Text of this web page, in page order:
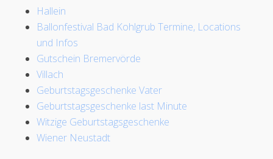
Hallein
Ballonfestival Bad Kohlgrub Termine, Locations
und Infos
Gutschein Bremervörde
Villach
Geburtstagsgeschenke Vater
Geburtstagsgeschenke last Minute
Witzige Geburtstagsgeschenke
Wiener Neustadt